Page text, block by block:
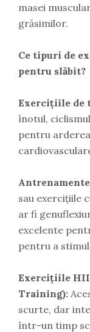
masei
grăsimilor.
Ce tipuri de
pentru slăbit?
Exercițiile de
înotul,
pentru
sau exercițiile
ar fi
excelente
pentru a
Exercițiile
Training):
scurte, dar
într-un timp